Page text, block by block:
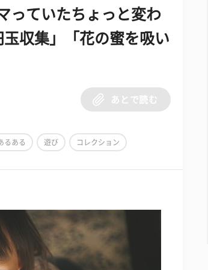
ていたちょっと変わ
収集」「花の蜜を吸い
あとで読む
るある 遊び コレクション